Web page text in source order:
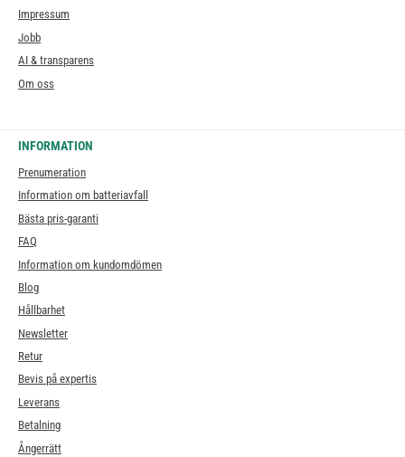
Impressum
Jobb
AI & transparens
Om oss
INFORMATION
Prenumeration
Information om batteriavfall
Bästa pris-garanti
FAQ
Information om kundomdömen
Blog
Hållbarhet
Newsletter
Retur
Bevis på expertis
Leverans
Betalning
Ångerrätt